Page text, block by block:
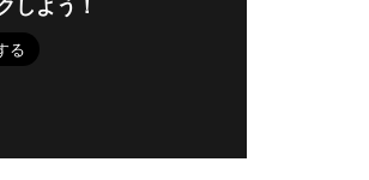
しよう！